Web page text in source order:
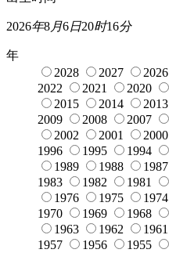
2026年8月6日20时16分
年
2028
2027 2026
2022
2021 2020
2015
2014 2013
2009
2008 2007
2002
2001 2000
1996
1995 1994
1989
1988 1987
1983
1982 1981
1976
1975 1974
1970
1969 1968
1963
1962 1961
1957
1956 1955